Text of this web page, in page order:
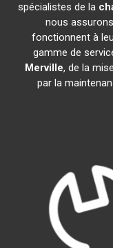
spécialistes de la
nous
fonctionnent à
gamme de
Merville, de la
par la